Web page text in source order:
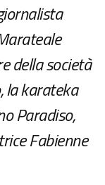
della società
la karateka
Paradiso,
Fabienne